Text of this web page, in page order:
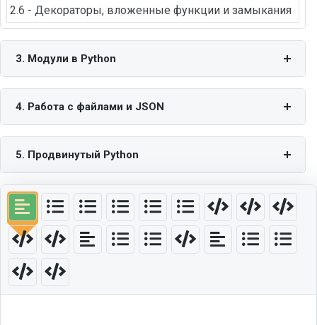
2.6 - Декораторы, вложенные функции и замыкания
3. Модули в Python
4. Работа с файлами и JSON
5. Продвинутый Python